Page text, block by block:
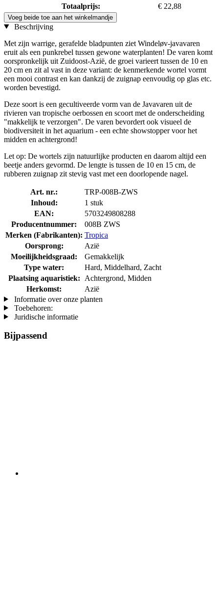
Totaalprijs:
€ 22,88
Voeg beide toe aan het winkelmandje
Beschrijving
Met zijn warrige, gerafelde bladpunten ziet Windeløv-javavaren
eruit als een punkrebel tussen gewone waterplanten! De varen komt
oorspronkelijk uit Zuidoost-Azië, de groei varieert tussen de 10 en
20 cm en zit al vast in deze variant: de kenmerkende wortel vormt
een mooi contrast en kan dankzij de zuignap eenvoudig op glas etc.
worden bevestigd.
Deze soort is een gecultiveerde vorm van de Javavaren uit de
rivieren van tropische oerbossen en scoort met de onderscheiding
"makkelijk te verzorgen". De varen bevordert ook visueel de
biodiversiteit in het aquarium - een echte showstopper voor het
midden en achtergrond!
Let op: De wortels zijn natuurlijke producten en daarom altijd een
beetje anders gevormd. De lengte is tussen de 10 en 15 cm, de
rubberen zuignap zit stevig vast met een doorlopende nagel.
Art. nr.:
TRP-008B-ZWS
Inhoud:
1 stuk
EAN:
5703249808288
Producentnummer:
008B ZWS
Merken (Fabrikanten): Tropica
Oorsprong:
Azië
Moeilijkheidsgraad:
Gemakkelijk
Type water:
Hard, Middelhard, Zacht
Plaatsing aquaristiek:
Achtergrond, Midden
Herkomst:
Azië
Informatie over onze planten
Toebehoren:
Juridische informatie
Bijpassend